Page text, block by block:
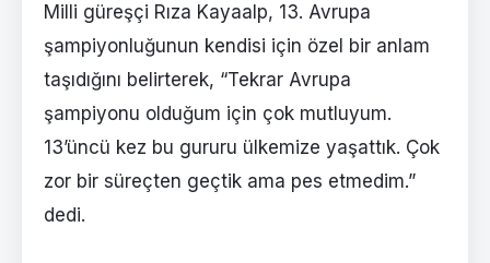
Milli güreşçi Rıza Kayaalp, 13. Avrupa
şampiyonluğunun kendisi için özel bir anlam
taşıdığını belirterek, “Tekrar Avrupa
şampiyonu olduğum için çok mutluyum.
13’üncü kez bu gururu ülkemize yaşattık. Çok
zor bir süreçten geçtik ama pes etmedim.”
dedi.